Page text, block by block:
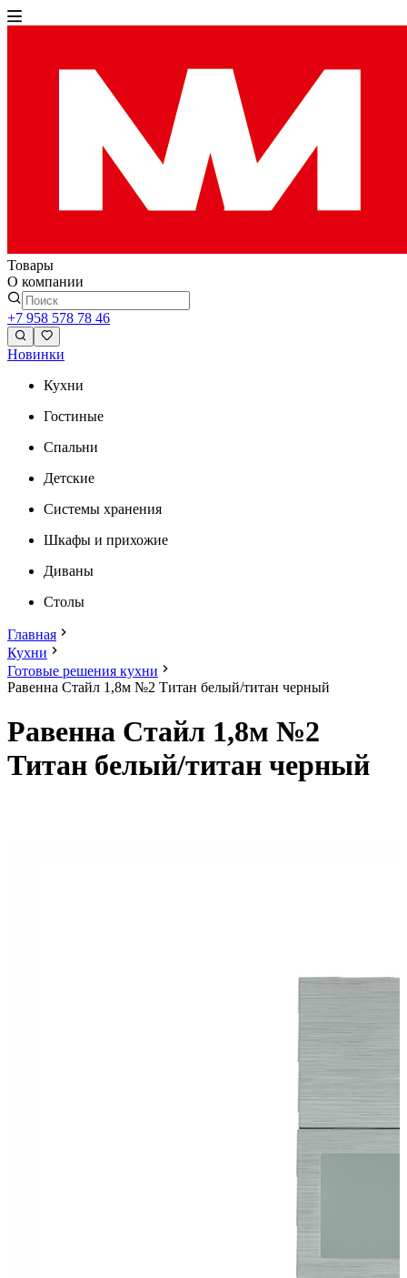
Товары
О компании
+7 958 578 78 46
Новинки
Кухни
Гостиные
Спальни
Детские
Системы хранения
Шкафы и прихожие
Диваны
Столы
Главная
Кухни
Готовые решения кухни
Равенна Стайл 1,8м №2 Титан белый/титан черный
Равенна Стайл 1,8м №2
Титан белый/титан черный